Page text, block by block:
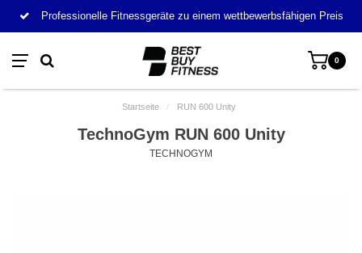
Professionelle Fitnessgeräte zu einem wettbewerbsfähigen Preis
0
Startseite / RUN 600 Unity
TechnoGym RUN 600 Unity
TECHNOGYM